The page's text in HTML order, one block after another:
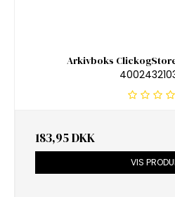
Arkivboks
183,95 DKK
VIS